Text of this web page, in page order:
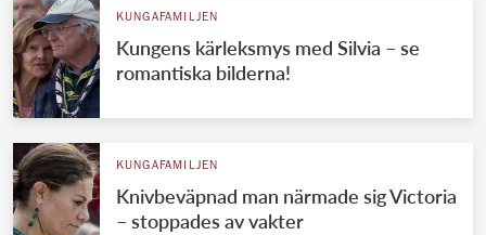
KUNGAFAMILJEN
Kungens kärleksmys med Silvia – se
romantiska bilderna!
KUNGAFAMILJEN
Knivbeväpnad man närmade sig Victoria
– stoppades av vakter